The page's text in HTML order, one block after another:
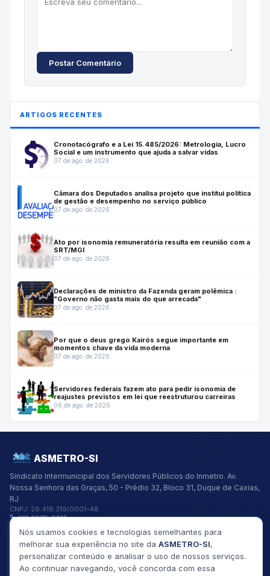
Postar Comentário
ARTIGOS RECENTES
Cronotacógrafo e a Lei 15.485/2026: Metrologia, Lucro
Social e um instrumento que ajuda a salvar vidas
07 de ago. de 2026
Câmara dos Deputados analisa projeto que institui política
de gestão e desempenho no serviço público
07 de ago. de 2026
Ato por isonomia remuneratória resulta em reunião com a
SRT/MGI
07 de ago. de 2026
Declarações de ministro da Fazenda geram polêmica :
"Governo não gasta mais do que arrecada"
07 de ago. de 2026
Por que o deus grego Kairós segue importante em
momentos chave da vida moderna
07 de ago. de 2026
Servidores federais fazem ato para pedir isonomia de
reajustes previstos em lei que reestruturou carreiras
06 de ago. de 2026
ASMETRO-SI
Sindicato Intermunicipal dos Servidores Públicos do Inmetro. Av.
Nossa Senhora das Graças, 50 - Prédio 32, Bloco 31, Duque de Caxias,
RJ
CNPJ: 26.418.319/0001-48
(21) 2679-9741
asmetro@asmetro.org.br
Links Rápidos
Institucional
Gestão
Saúde
Nós usamos cookies e tecnologias semelhantes para
melhorar sua experiência no site da ASMETRO-SI,
personalizar conteúdo e analisar o uso de nossos serviços.
Ao continuar navegando, você concorda com essa